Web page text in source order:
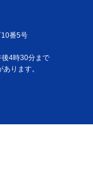
番5号
4時30分まで
ります。